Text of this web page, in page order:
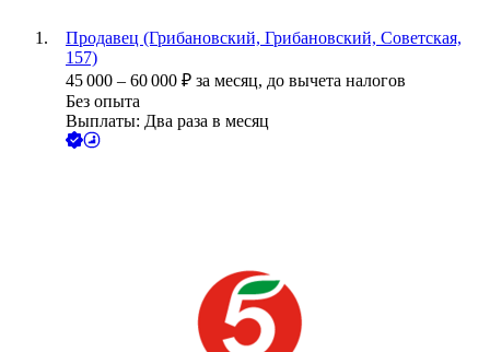
Продавец (Грибановский, Грибановский, Советская,
157)
45 000 – 60 000 ₽ за месяц, до вычета налогов
Без опыта
Выплаты: Два раза в месяц